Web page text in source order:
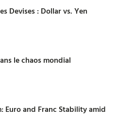
Devises : Dollar vs. Yen
le chaos mondial
Euro and Franc Stability amid